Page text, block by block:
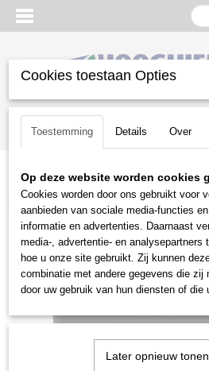
Inloggen Registreren
Home >Gazononderhoud>
and Stratton>Motorolie SAE30 25 ltr
Cookies toestaan Opties
Toestemming Details Over
Op deze website worden cookies
Cookies worden door ons gebruikt voor
aanbieden van sociale media-functies
informatie en advertenties. Daarnaast
media-, advertentie- en analysepartners
hoe u onze site gebruikt. Zij kunnen
combinatie met andere gegevens die zij
door uw gebruik van hun diensten of die
Later opnieuw tonen